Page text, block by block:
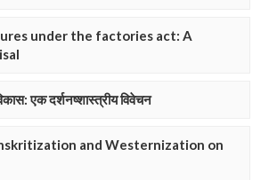
under the factories act: A
एक दर्शनष्शास्त्रीय विवेचन
and Westernization on